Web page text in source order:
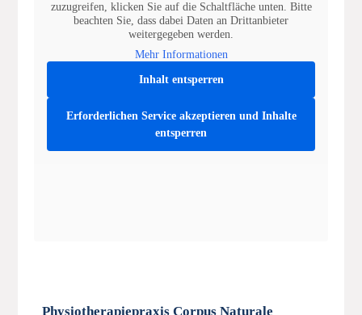
zuzugreifen, klicken Sie auf die Schaltfläche unten. Bitte
beachten Sie, dass dabei Daten an Drittanbieter
weitergegeben werden.
Mehr Informationen
Inhalt entsperren
Erforderlichen Service akzeptieren und Inhalte
entsperren
Physiotherapiepraxis Corpus Naturale